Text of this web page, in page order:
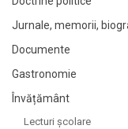
Jurnale, memorii,
Documente
Gastronomie
Învățământ
Lecturi şcolare